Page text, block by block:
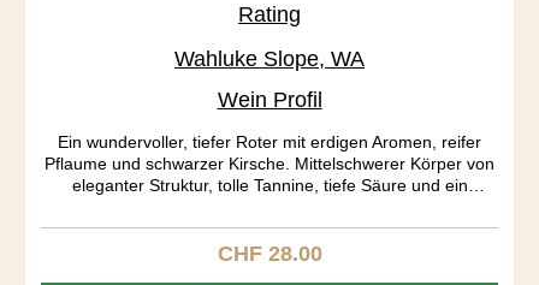
Rating
Wahluke Slope, WA
Wein Profil
Ein wundervoller, tiefer Roter mit erdigen Aromen, reifer
Pflaume und schwarzer Kirsche. Mittelschwerer Körper von
eleganter Struktur, tolle Tannine, tiefe Säure und ein
seidiger Abgang.
Regulärer Preis:
CHF 28.00